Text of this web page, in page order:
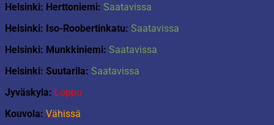
Helsinki: Herttoniemi: Saatavissa
Helsinki: Iso-Roobertinkatu: Saatavissa
Helsinki: Munkkiniemi: Saatavissa
Helsinki: Suutarila: Saatavissa
Jyväskyla: Loppu
Kouvola: Vähissä